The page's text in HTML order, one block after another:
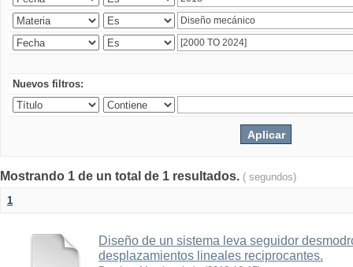
Nuevos filtros:
Mostrando 1 de un total de 1 resultados. ( segundos)
1
Diseño de un sistema leva seguidor
desplazamientos lineales reciprocantes.